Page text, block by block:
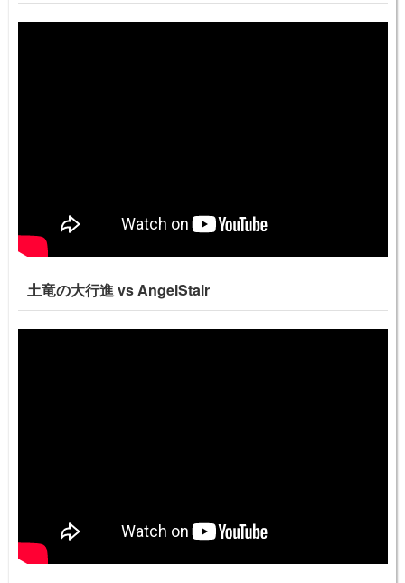
土竜の大行進 vs AngelStair